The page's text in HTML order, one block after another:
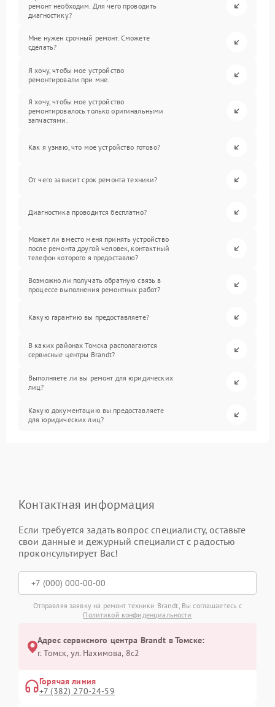
ремонт необходим. Для чего проводить
диагностику?
Мне нужен срочный ремонт. Сможете
сделать?
Я хочу, чтобы мое устройство
ремонтировали при мне.
Я хочу, чтобы мое устройство
ремонтировалось только оригинальными
запчастями.
Как я узнаю, что мое устройство готово?
От чего зависит срок ремонта техники?
Диагностика проводится бесплатно?
Может ли вместо меня принять устройство
после ремонта другой человек, контактный
телефон которого я предоставлю?
Возможно ли получать обратную связь в
процессе выполнения ремонтных работ?
Какую гарантию вы предоставляете?
В каких районах Томска располагаются
сервисные центры Brandt?
Выполняете ли вы ремонт для юридических
лиц?
Какую документацию вы предоставляете
для юридических лиц?
Контактная информация
Если требуется задать вопрос специалисту, оставьте
свои данные и дежурный специалист с радостью
проконсультирует Вас!
Отправляя заявку на ремонт техники Brandt, Вы соглашаетесь с
Политикой конфиденциальности
Адрес сервисного центра Brandt в Томске:
г. Томск, ул. Нахимова, 8с2
Горячая линия
+7 (382) 270-24-59